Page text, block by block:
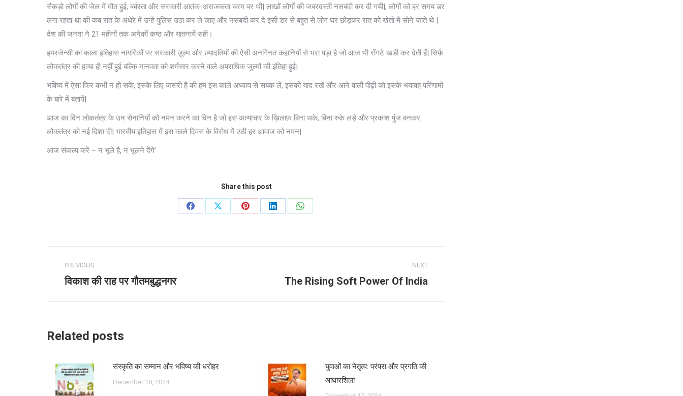
सैकड़ो लोगों की जेल में मौत हुई, बर्बरता और सरकारी आतंक-अराजकता चरम पर थी| लाखों लोगों की जबरदस्ती नसबंदी कर दी गयी|, लोगों को हर समय डर
लगा रहता था की कब रात के अंधेरे में उन्हे पुलिस उठा कर ले जाए और नसबंदी कर दे इसी डर से बहुत से लोग घर छोड़कर रात को खेतों में सोने जाते थे |
देश की जनता ने 21 महीनों तक अनेकों कष्ठ और यातनायें सही।
इमरजेन्सी का काला इतिहास नागरिकों पर सरकारी ज़ुल्म और ज़्यादतियों की ऐसी अनगिनत कहानियों से भरा पड़ा है जो आज भी रोंगटे खडी कर देती हैं| सिर्फ़
लोकतंत्र की हत्या ही नहीं हुई बल्कि मानवता को शर्मसार करने वाले अपराधिक जुल्मों की इंतिहा हुई|
भविष्य में ऐसा फिर कभी न हो सके, इसके लिए जरूरी है की हम इस काले अध्याय से सबक लें, इसको याद रखें और आने वाली पीढ़ी को इसके भयावह परिणामों
के बारे में बतायें|
आज का दिन लोकतंत्र के उन सेनानियों को नमन करने का दिन है जो इस अत्याचार के ख़िलाफ़ बिना थके, बिना रुके लड़े और प्रकाश पुंज बनकर
लोकतंत्र को नई दिशा दी| भारतीय इतिहास में इस काले दिवस के विरोध में उठी हर आवाज को नमन|
आज संकल्प करें – न भूले है, न भूलने देंगे’
Share this post
Share
Share
Share
Share
Share
navigation
PREVIOUS
Previous
विकाश की राह पर गौतमबुद्धनगर
NEXT
The Rising Soft Power Of India
Related posts
संस्कृति का सम्मान और भविष्य की धरोहर
December 18, 2024
युवाओं का नेतृत्व: परंपरा और प्रगति की
आधारशिला